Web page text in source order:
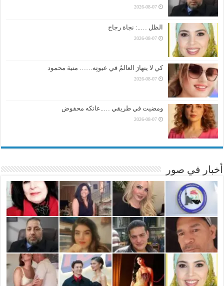
2026-08-07
الظل …..: نجاة رجاح
2026-08-07
كي لا ينهارَ العالمُ في عيونِه…… منية محمود
2026-08-07
ومضيت في طريقي …..عاتكه محفوض
2026-08-07
أخبار في صور